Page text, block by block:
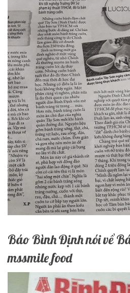
Báo Bình Định nói về
mssmile food